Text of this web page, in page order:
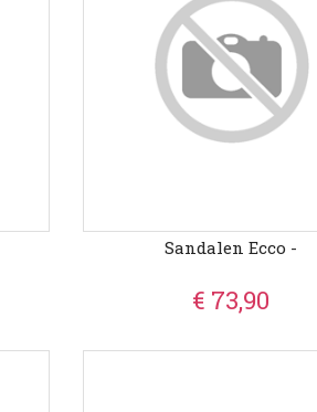
Sandalen Ecco -
€ 73,90